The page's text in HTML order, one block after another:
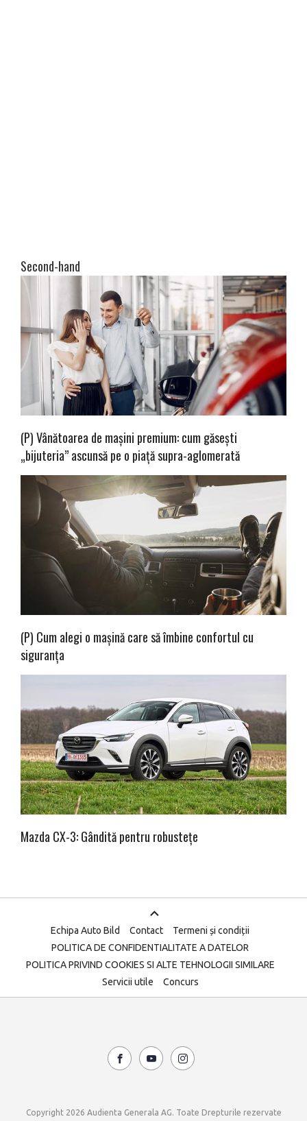
Second-hand
(P) Vânătoarea de mașini premium: cum găsești
„bijuteria” ascunsă pe o piață supra-aglomerată
(P) Cum alegi o mașină care să îmbine confortul cu
siguranța
Mazda CX-3: Gândită pentru robustețe
Echipa Auto Bild Contact
Termeni și condiții
POLITICA DE CONFIDENTIALITATE A DATELOR
POLITICA PRIVIND COOKIES SI ALTE TEHNOLOGII SIMILARE
Servicii utile
Concurs
Copyright 2026 Audienta Generala AG. Toate Drepturile rezervate